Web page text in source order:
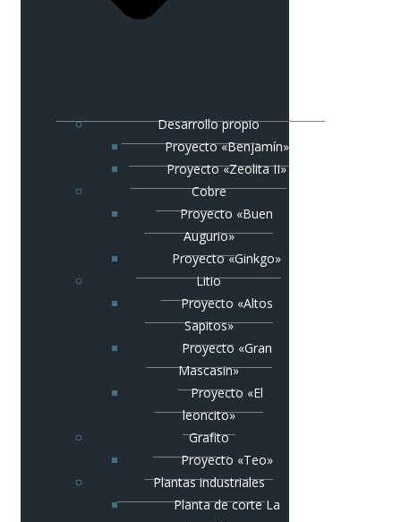
Desarrollo propio
Proyecto «Benjamín»
Proyecto «Zeolita II»
Cobre
Proyecto «Buen
Augurio»
Proyecto «Ginkgo»
Litio
Proyecto «Altos
Sapitos»
Proyecto «Gran
Mascasin»
Proyecto «El
leoncito»
Grafito
Proyecto «Teo»
Plantas industriales
Planta de corte La